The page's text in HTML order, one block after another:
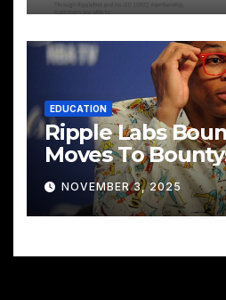
EDUCATION
Ripple Labs
Moves To
NOVEMBER 3, 2025